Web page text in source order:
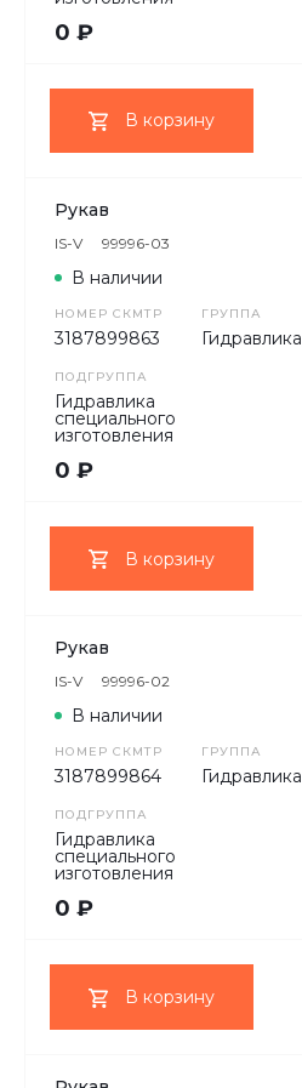
0 ₽
В корзину
Рукав
IS-V 99996-03
НОМЕР СКМТР
3187899863
ГРУППА
Гидравлика
ПОДГРУППА
Гидравлика
специального
изготовления
В наличии
0 ₽
В корзину
Рукав
IS-V 99996-02
НОМЕР СКМТР
3187899864
ГРУППА
Гидравлика
ПОДГРУППА
Гидравлика
специального
изготовления
В наличии
0 ₽
В корзину